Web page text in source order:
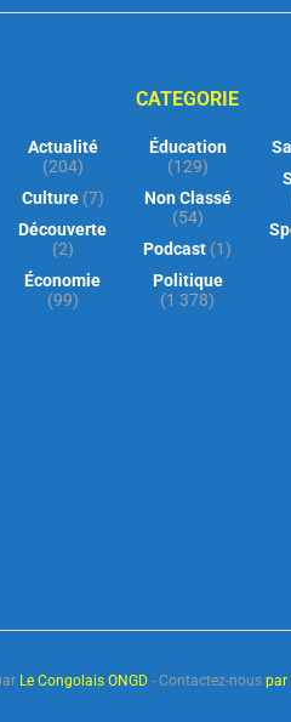
CATEGORIE
Actualité
(204)
Culture(7)
Découverte
(2)
Économie
(99)
Éducation
(129)
Non Classé
(54)
Podcast (1)
Politique
(1 378)
Le Congolais ONGD - Contactez-nous par